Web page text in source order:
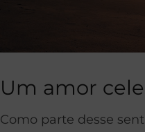
Um amor
Como parte desse